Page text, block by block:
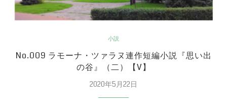
小説
No.009 ラモーナ・ツァラヌ連作短編小説『思い出
の谷』（二）【V】
2020年5月22日